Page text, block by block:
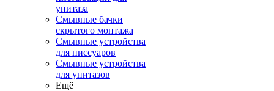
унитаза
Смывные бачки
скрытого монтажа
Смывные устройства
для писсуаров
Смывные устройства
для унитазов
Ещё